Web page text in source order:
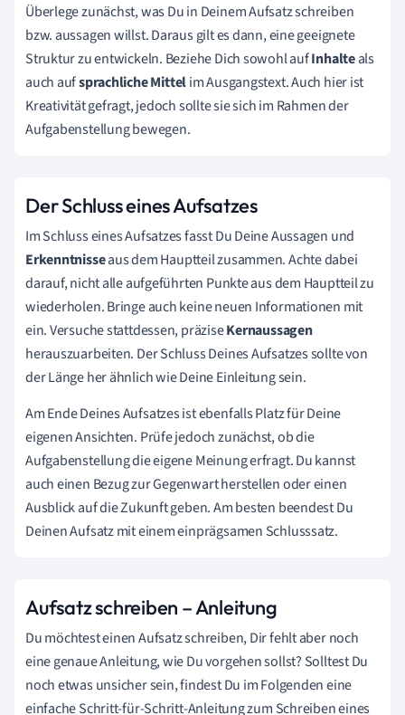
Überlege zunächst, was Du in Deinem Aufsatz schreiben
bzw. aussagen willst. Daraus gilt es dann, eine geeignete
Struktur zu entwickeln. Beziehe Dich sowohl aufInhalteals
auch aufsprachliche Mittelim Ausgangstext. Auch hier ist
Kreativität gefragt, jedoch sollte sie sich im Rahmen der
Aufgabenstellung bewegen.
Der Schluss eines Aufsatzes
Im Schluss eines Aufsatzes fasst Du Deine Aussagen und
Erkenntnisseaus dem Hauptteil zusammen. Achte dabei
darauf, nicht alle aufgeführten Punkte aus dem Hauptteil zu
wiederholen. Bringe auch keine neuen Informationen mit
ein. Versuche stattdessen, präziseKernaussagen
herauszuarbeiten. Der Schluss Deines Aufsatzes sollte von
der Länge her ähnlich wie Deine Einleitung sein.
Am Ende Deines Aufsatzes ist ebenfalls Platz für Deine
eigenen Ansichten. Prüfe jedoch zunächst, ob die
Aufgabenstellung die eigene Meinung erfragt. Du kannst
auch einen Bezug zur Gegenwart herstellen oder einen
Ausblick auf die Zukunft geben. Am besten beendest Du
Deinen Aufsatz mit einem einprägsamen Schlusssatz.
Aufsatz schreiben – Anleitung
Du möchtest einen Aufsatz schreiben, Dir fehlt aber noch
eine genaue Anleitung, wie Du vorgehen sollst? Solltest Du
noch etwas unsicher sein, findest Du im Folgenden eine
einfache Schritt-für-Schritt-Anleitung zum Schreiben eines